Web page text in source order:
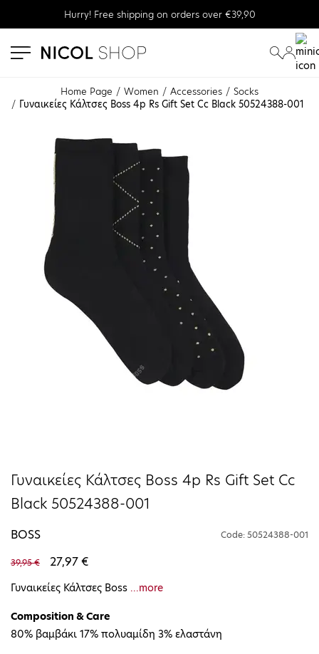
Hurry! Free shipping on orders over €39,90
Home Page Women Accessories
Socks
Γυναικείες Κάλτσες Boss 4p Rs Gift Set Cc Black 50524388-001
Γυναικείες Κάλτσες Boss 4p Rs Gift Set Cc
Black 50524388-001
BOSS Code: 50524388-001
39,95 € 27,97 €
Γυναικείες Κάλτσες Boss ...more
Composition & Care
80% βαμβάκι 17% πολυαμίδη 3% ελαστάνη